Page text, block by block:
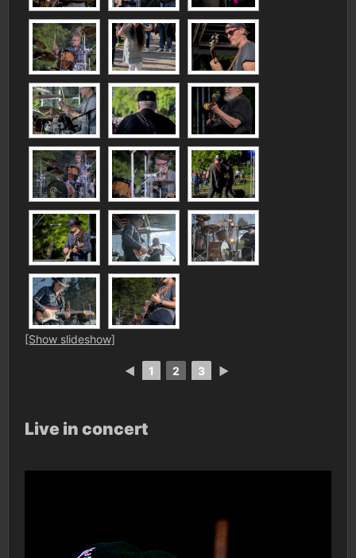
[Show slideshow]
◄ 1 2 3 ►
Live in concert